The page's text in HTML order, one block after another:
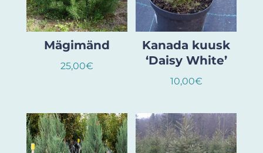
Mägimänd
25,00€
Kanada kuusk
‘Daisy White’
10,00€